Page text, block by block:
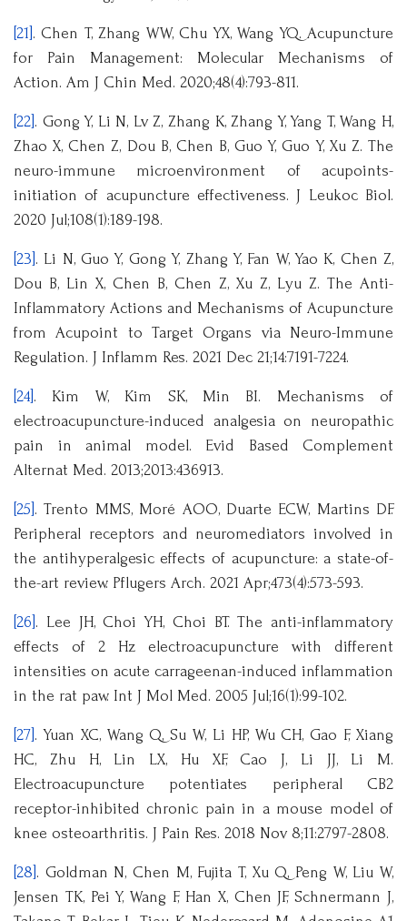
[21] . Chen T, Zhang WW, Chu YX, Wang YQ. Acupuncture
for Pain Management: Molecular Mechanisms of
Action. Am J Chin Med. 2020;48(4):793-811.
[22] . Gong Y, Li N, Lv Z, Zhang K, Zhang Y, Yang T, Wang H,
Zhao X, Chen Z, Dou B, Chen B, Guo Y, Guo Y, Xu Z. The
neuro-immune microenvironment of acupoints-
initiation of acupuncture effectiveness. J Leukoc Biol.
2020 Jul;108(1):189-198.
[23] . Li N, Guo Y, Gong Y, Zhang Y, Fan W, Yao K, Chen Z,
Dou B, Lin X, Chen B, Chen Z, Xu Z, Lyu Z. The Anti-
Inflammatory Actions and Mechanisms of Acupuncture
from Acupoint to Target Organs via Neuro-Immune
Regulation. J Inflamm Res. 2021 Dec 21;14:7191-7224.
[24] . Kim W, Kim SK, Min BI. Mechanisms of
electroacupuncture-induced analgesia on neuropathic
pain in animal model. Evid Based Complement
Alternat Med. 2013;2013:436913.
[25] . Trento MMS, Moré AOO, Duarte ECW, Martins DF.
Peripheral receptors and neuromediators involved in
the antihyperalgesic effects of acupuncture: a state-of-
the-art review. Pflugers Arch. 2021 Apr;473(4):573-593.
[26] . Lee JH, Choi YH, Choi BT. The anti-inflammatory
effects of 2 Hz electroacupuncture with different
intensities on acute carrageenan-induced inflammation
in the rat paw. Int J Mol Med. 2005 Jul;16(1):99-102.
[27] . Yuan XC, Wang Q, Su W, Li HP, Wu CH, Gao F, Xiang
HC, Zhu H, Lin LX, Hu XF, Cao J, Li JJ, Li M.
Electroacupuncture potentiates peripheral CB2
receptor-inhibited chronic pain in a mouse model of
knee osteoarthritis. J Pain Res. 2018 Nov 8;11:2797-2808.
[28] . Goldman N, Chen M, Fujita T, Xu Q, Peng W, Liu W,
Jensen TK, Pei Y, Wang F, Han X, Chen JF, Schnermann J,